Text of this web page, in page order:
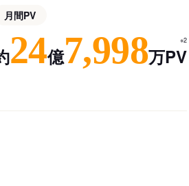
月間PV
24億7,998万PV
※2